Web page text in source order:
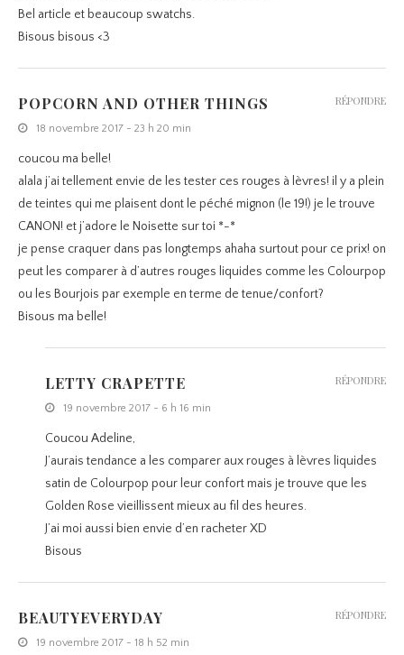
Bel article et beaucoup swatchs.
Bisous bisous <3
POPCORN AND OTHER THINGS
18 novembre 2017 - 23 h 20 min
coucou ma belle!
alala j’ai tellement envie de les tester ces rouges à lèvres! il y a plein
de teintes qui me plaisent dont le péché mignon (le 19!) je le trouve
CANON! et j’adore le Noisette sur toi *-*
je pense craquer dans pas longtemps ahaha surtout pour ce prix! on
peut les comparer à d’autres rouges liquides comme les Colourpop
ou les Bourjois par exemple en terme de tenue/confort?
Bisous ma belle!
RÉPONDRE
LETTY CRAPETTE
19 novembre 2017 - 6 h 16 min
Coucou Adeline,
J’aurais tendance a les comparer aux rouges à lèvres liquides
satin de Colourpop pour leur confort mais je trouve que les
Golden Rose vieillissent mieux au fil des heures.
J’ai moi aussi bien envie d’en racheter XD
Bisous
RÉPONDRE
BEAUTYEVERYDAY
19 novembre 2017 - 18 h 52 min
RÉPONDRE